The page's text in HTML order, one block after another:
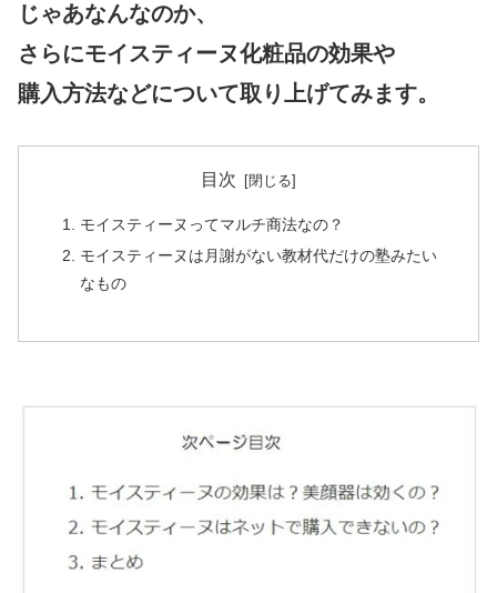
じゃあなんなのか、
さらにモイスティーヌ化粧品の効果や
購入方法などについて取り上げてみます。
目次
モイスティーヌってマルチ商法なの？
モイスティーヌは月謝がない教材代だけの塾みたい
なもの